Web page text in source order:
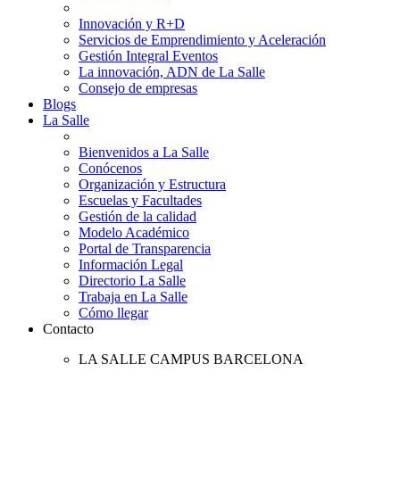
Innovación y R+D
Servicios de Emprendimiento y Aceleración
Gestión Integral Eventos
La innovación, ADN de La Salle
Consejo de empresas
Blogs
La Salle
Bienvenidos a La Salle
Conócenos
Organización y Estructura
Escuelas y Facultades
Gestión de la calidad
Modelo Académico
Portal de Transparencia
Información Legal
Directorio La Salle
Trabaja en La Salle
Cómo llegar
Contacto
LA SALLE CAMPUS BARCELONA